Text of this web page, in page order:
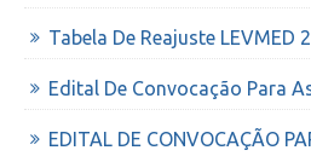
Tabela De Reajuste LEVMED
Edital De Convocação Para
EDITAL DE CONVOCAÇÃO